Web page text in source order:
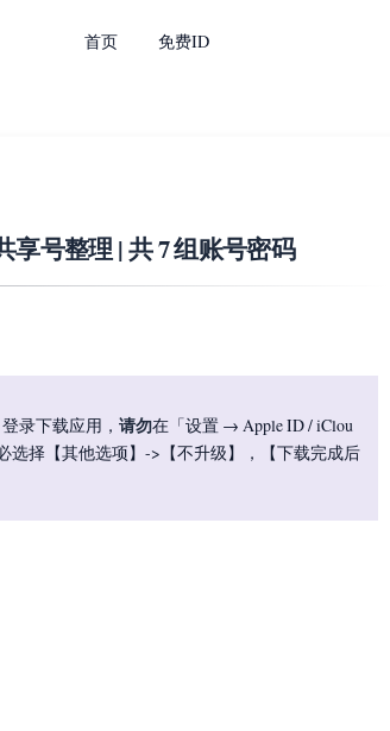
首页 免费ID
享号整理 | 共 7 组账号密码
登录下载应用， 请勿在「设置 → Apple ID / iClou
选择【其他选项】->【不升级】，【下载完成后